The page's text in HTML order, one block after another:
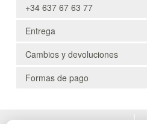
+34 637 67 63 77
Entrega
Cambios y devoluciones
Formas de pago